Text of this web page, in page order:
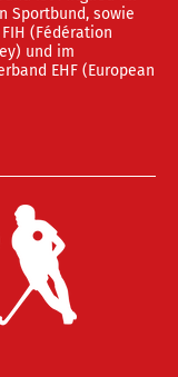
Sportbund, sowie
(Fédération
und im
EHF (European